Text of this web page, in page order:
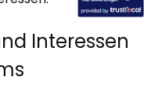
Interessen